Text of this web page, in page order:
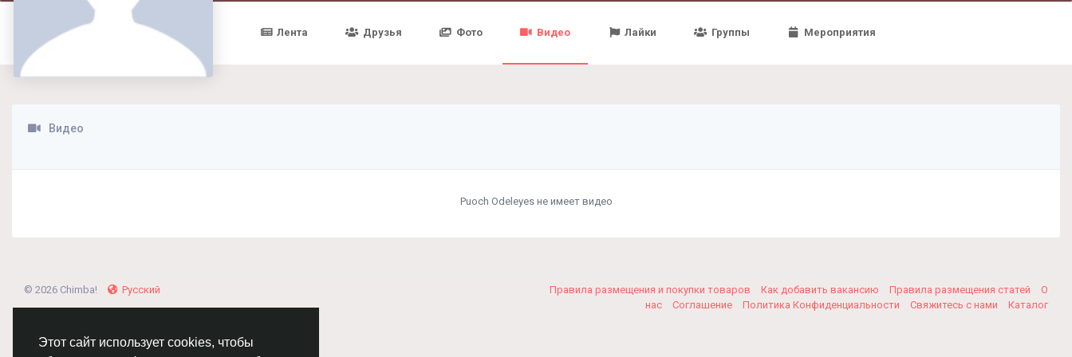
Этот сайт использует cookies, чтобы
Лента Друзья Фото Видео Лайки Группы Мероприятия
Видео
Puoch Odeleyes не имеет видео
© 2026 Chimba! Русский Правила размещения и покупки товаров Как добавить вакансию Правила размещения статей
О
нас
Соглашение Политика Конфиденциальности Свяжитесь с нами Каталог